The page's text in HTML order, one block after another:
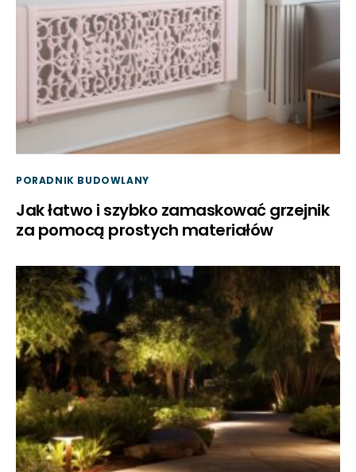
PORADNIK BUDOWLANY
Jak łatwo i szybko zamaskować grzejnik
za pomocą prostych materiałów